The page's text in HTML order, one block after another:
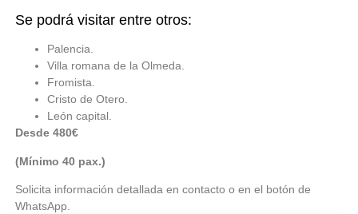
Se podrá visitar entre otros:
Palencia.
Villa romana de la Olmeda.
Fromista.
Cristo de Otero.
León capital.
Desde 480€
(Mínimo 40 pax.)
Solicita información detallada en contacto o en el botón de
WhatsApp.